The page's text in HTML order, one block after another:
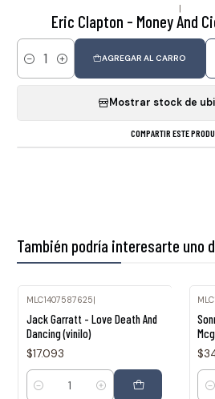
|
Eric Clapton - Money And
Cantidad
AGREGAR AL CARRO
Mostrar stock de
COMPARTIR ESTE
También podría interesarte uno
MLC1407587625|
Jack Garratt - Love Death And
Dancing (vinilo)
$17.093
Cantidad